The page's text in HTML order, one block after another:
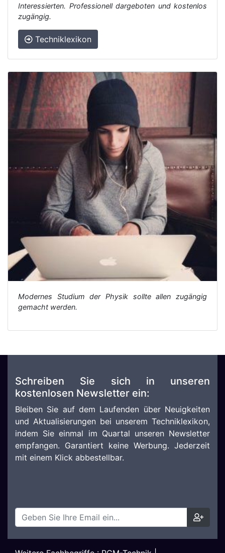
Interessierten. Professionell dargeboten und kostenlos
zugängig.
Techniklexikon
Modernes Studium der Physik sollte allen zugängig
gemacht werden.
Schreiben Sie sich in unseren
kostenlosen Newsletter ein:
Bleiben Sie auf dem Laufenden über Neuigkeiten
und Aktualisierungen bei unserem Techniklexikon,
indem Sie einmal im Quartal unseren Newsletter
empfangen. Garantiert keine Werbung. Jederzeit
mit einem Klick abbestellbar.